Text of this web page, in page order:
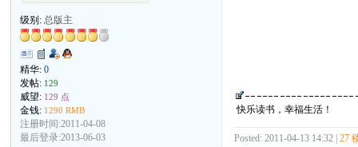
级别: 总版主
精华:0
发帖: 129
威望: 129 点
金钱: 1290 RMB
注册时间:2011-04-08
最后登录:2013-06-03
快乐读书，幸福生活！
Posted: 2011-04-13 14:32 |27